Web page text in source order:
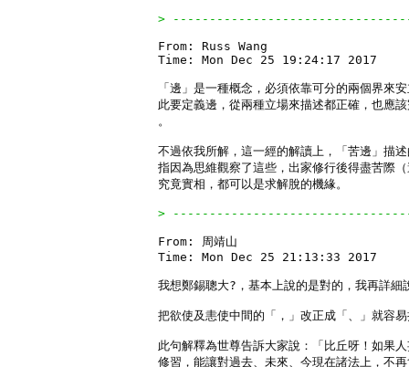
>
From: Russ Wang
Time: Mon Dec 25 19:24:17 2017
「邊」是一種概念，必須依靠可分的兩個界來
此要定義邊，從兩種立場來描述都正確，也應
。
不過依我所解，這一經的解讀上，「苦邊」描
指因為思維觀察了這些，出家修行後得盡苦際
究竟實相，都可以是求解脫的機緣。
>
From: 周靖山
Time: Mon Dec 25 21:13:33 2017
我想鄭錫聰大?，基本上說的是對的，我再詳細
把欲使及恚使中間的「，」改正成「、」就容
此句解釋為世尊告訴大家說：「比丘呀！如果
修習，能讓對過去、未來、今現在諸法上，不